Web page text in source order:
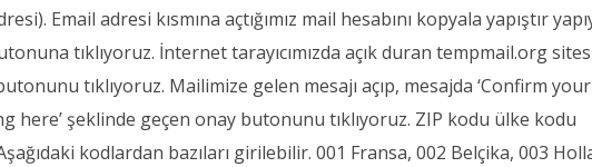
Email adresi kısmına açtığımız mail hesabını kopyala yapıştır
tıklıyoruz. İnternet tarayıcımızda açık duran tempmail.org
tıklıyoruz. Mailimize gelen mesajı açıp, mesajda ‘Confirm your
here’ şeklinde geçen onay butonunu tıklıyoruz. ZIP kodu ülke kodu
kodlardan bazıları girilebilir. 001 Fransa, 002 Belçika, 003